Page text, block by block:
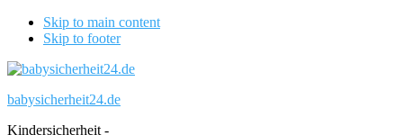
Skip to main content
Skip to footer
babysicherheit24.de
Kindersicherheit -